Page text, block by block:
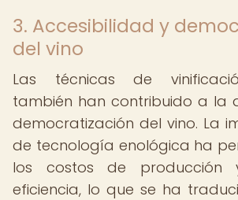
3. Accesibilidad y
del vino
Las técnicas de
también han contribuido a la
democratización del vino. La
de tecnología enológica ha
los costos de producción
eficiencia, lo que se ha